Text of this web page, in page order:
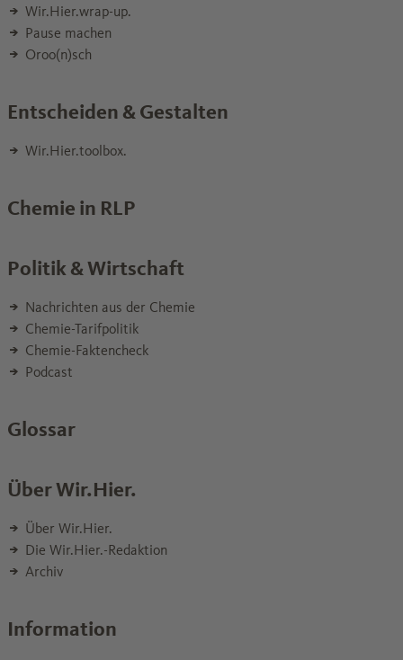
Wir.Hier.wrap-up.
Pause machen
Oroo(n)sch
Entscheiden & Gestalten
Wir.Hier.toolbox.
Chemie in RLP
Politik & Wirtschaft
Nachrichten aus der Chemie
Chemie-Tarifpolitik
Chemie-Faktencheck
Podcast
Glossar
Über Wir.Hier.
Über Wir.Hier.
Die Wir.Hier.-Redaktion
Archiv
Information